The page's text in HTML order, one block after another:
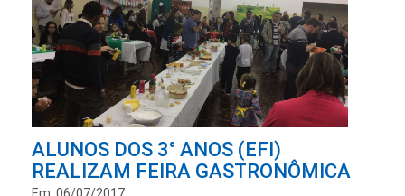
ALUNOS DOS 3° ANOS (EFI)
REALIZAM FEIRA GASTRONÔMICA
Em: 06/07/2017